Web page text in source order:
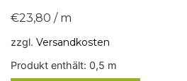
€23,80 / m
zzgl. Versandkosten
Produkt enthält: 0,5 m